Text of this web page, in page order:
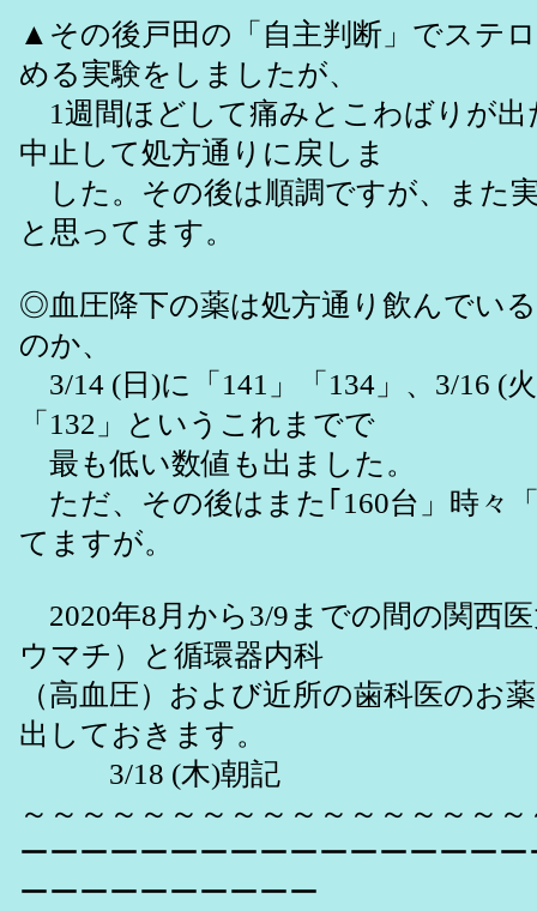
▲その後戸田の「自主判断」でステ
める実験をしましたが、
1週間ほどして痛みとこわばりが出
中止して処方通りに戻しま
した。その後は順調ですが、また
と思ってます。
◎血圧降下の薬は処方通り飲んでい
のか、
3/14 (日)に「141」「134」、3/16 (
「132」というこれまでで
最も低い数値も出ました。
ただ、その後はまた｢160台」時々
てますが。
2020年8月から3/9までの間の関西
ウマチ）と循環器内科
（高血圧）および近所の歯科医のお
出しておきます。
3/18 (木)朝記
～～～～～～～～～～～～～～～～
ーーーーーーーーーーーーーーーー
ーーーーーーーーーー